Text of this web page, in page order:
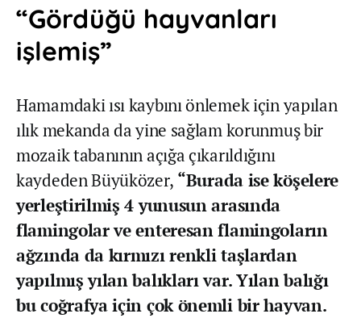
“Gördüğü hayvanları
işlemiş”
Hamamdaki ısı kaybını önlemek için yapılan
ılık mekanda da yine sağlam korunmuş bir
mozaik tabanının açığa çıkarıldığını
kaydeden Büyüközer, “Burada ise köşelere
yerleştirilmiş 4 yunusun arasında
flamingolar ve enteresan flamingoların
ağzında da kırmızı renkli taşlardan
yapılmış yılan balıkları var. Yılan balığı
bu coğrafya için çok önemli bir hayvan.